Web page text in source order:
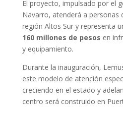
El proyecto, impulsado por el
Navarro, atenderá a personas
región Altos Sur y representa
160 millones de pesos en
y equipamiento.
Durante la inauguración,
este modelo de atención
creciendo en el estado y
centro será construido en